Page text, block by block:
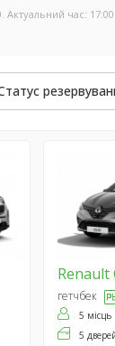
Актуальний час: 17:00
Renault
гетчбек
5 місць
5